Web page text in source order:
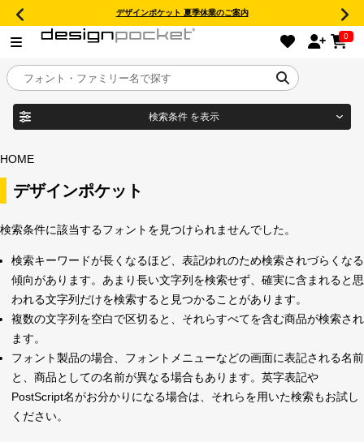
デザインポケット 夏季休業のご案内
0
目的別フォントガイド
特集
おすすめ
年間ライセンス商品
キャンペーン一覧
新着一覧
検索条件 を表示
フォント形式
タイプフェイス
明朝体
角ゴシック
HOME
デザインポケット
検索条件に該当するフォントを見つけられませんでした。
検索キーワードが長くなるほど、表記ゆれのため検索されづらくなる
傾向があります。あまり長い文字列を検索せず、確実に含まれると思
われる文字列だけを検索すると見つかることがあります。
複数の文字列を空白で区切ると、それらすべてを含む商品が検索され
ます。
フォント製品の場合、フォントメニューなどの画面に表記される名前
と、商品としての名前が異なる場合もあります。英字表記や
PostScript名がお分かりになる場合は、それらを用いた検索もお試し
ください。